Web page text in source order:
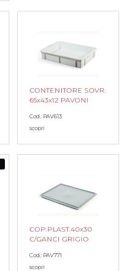
CONTENITORE SOVR.
65x43x12 PAVONI
Cod.: PAV613
scopri
COP.PLAST.40x30
C/GANCI GRIGIO
Cod.: PAV771
scopri